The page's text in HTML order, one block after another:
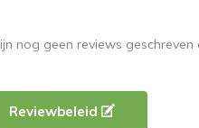
nog geen reviews
Reviewbeleid